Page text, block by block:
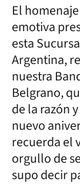
El
emotiva
esta
Argentina,
nuestra
Belgrano,
de la razón
nuevo
recuerda el
orgullo de
supo decir